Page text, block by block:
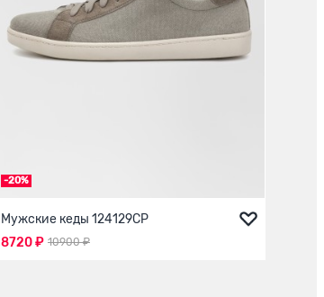
-20%
Мужские кеды 124129СР
10900 ₽
8720 ₽